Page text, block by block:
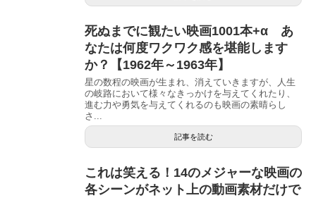
死ぬまでに観たい映画1001本+α あ
なたは何度ワクワク感を堪能します
か？【1962年～1963年】
星の数程の映画が生まれ、消えていきますが、人生
の岐路において様々なきっかけを与えてくれたり、
進む力や勇気を与えてくれるのも映画の素晴らし
さ...
記事を読む
これは笑える！14のメジャーな映画の
各シーンがネット上の動画素材だけで